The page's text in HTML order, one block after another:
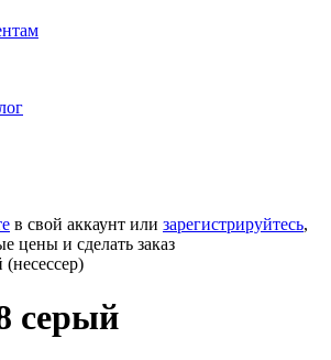
в свой аккаунт или зарегистрируйтесь,
цены и сделать заказ
серый